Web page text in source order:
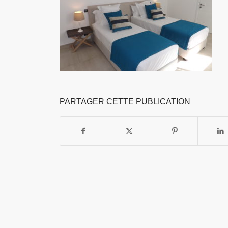
PARTAGER CETTE PUBLICATION